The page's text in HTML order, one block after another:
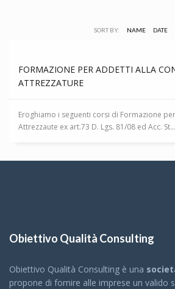
SORT BY: NAME DATE
FORMAZIONE PER ADDETTI ALLA
ATTREZZATURE
Eroghiamo i seguenti corsi di Formazione
Attrezzaute ex art.73 D. Lgs. 81/08 ed Acc. St...
Obiettivo Qualità Consulting
Obiettivo Qualità Consulting è una
propone di fornire alle imprese un valido